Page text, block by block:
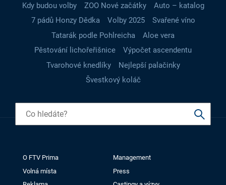
Kdy budou volby
ZOO Nové začátky
Auto – katalog
7 pádů Honzy Dědka
Volby 2025
Svařené víno
Tatarák podle Pohlreicha
Aloe vera
Pěstování lichořeřišnice
Výpočet ascendentu
Tvarohové knedlíky
Nejlepší palačinky
Švestkový koláč
O FTV Prima
Management
Volná místa
Press